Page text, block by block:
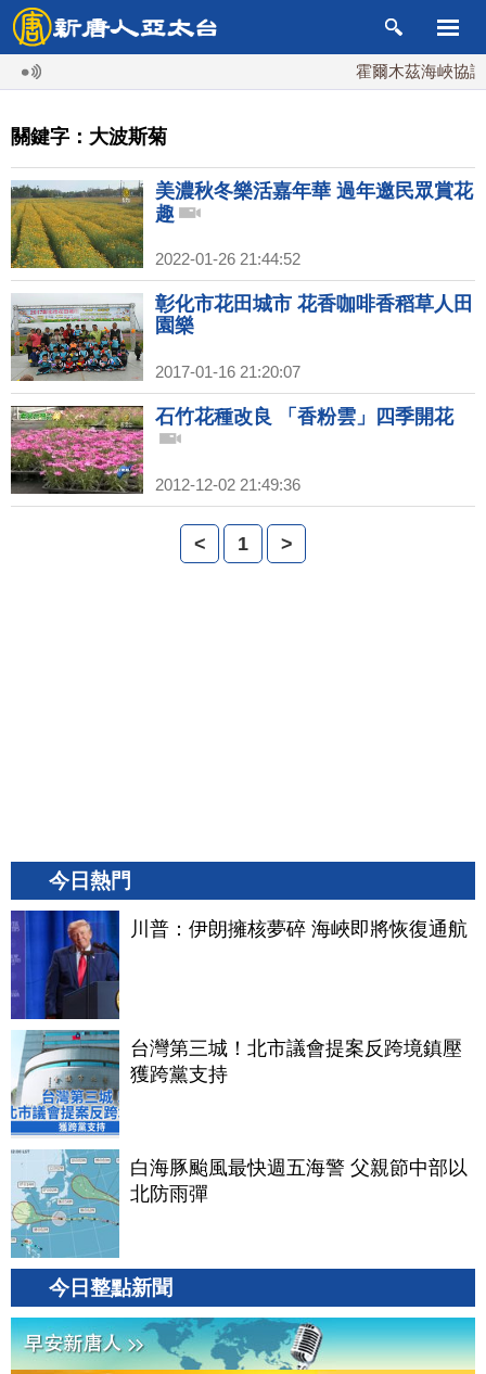
霍爾木茲海峽協議
關鍵字：大波斯菊
美濃秋冬樂活嘉年華 過年邀民眾賞花
趣
2022-01-26 21:44:52
彰化市花田城市 花香咖啡香稻草人田
園樂
2017-01-16 21:20:07
石竹花種改良 「香粉雲」四季開花
2012-12-02 21:49:36
< 1 >
今日熱門
川普：伊朗擁核夢碎 海峽即將恢復通航
台灣第三城！北市議會提案反跨境鎮壓
獲跨黨支持
白海豚颱風最快週五海警 父親節中部以
北防雨彈
今日整點新聞